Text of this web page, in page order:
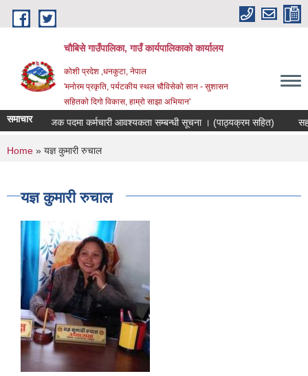
Skip to main content
चौबिसे गाउँपालिका, गाउँ कार्यपालिकाको कार्यालय
कोशी प्रदेश ,धनकुटा, नेपाल
'मनोरम प्रकृति, पर्यटकीय स्थल चौविसेको सान - सुशासन
सहितको दिगो विकास, हाम्रो साझा अभियान'
समाचार
रोजगार संयोजक पदमा कर्मचारी आवश्यकता सम्बन्धी सूचना । (पाठ्यक्रम सहित)
You are here
Home » यज्ञ कुमारी रुचाल
यज्ञ कुमारी रुचाल